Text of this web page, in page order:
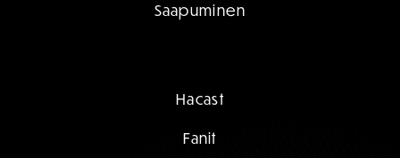
Saapuminen
Hacast
Fanit